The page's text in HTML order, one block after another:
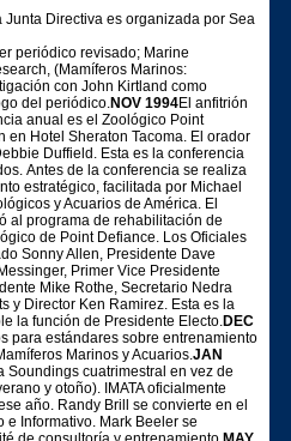
Directiva es organizada por Sea
periódico revisado; Marine
(Mamíferos Marinos:
con John Kirtland como
del periódico.NOV 1994El anfitrión
anual es el Zoológico Point
en Hotel Sheraton Tacoma. El orador
Duffield. Esta es la conferencia
Antes de la conferencia se realiza
estratégico, facilitada por Michael
y Acuarios de América. El
al programa de rehabilitación de
de Point Defiance. Los Oficiales
Sonny Allen, Presidente Dave
Primer Vice Presidente
Mike Rothe, Secretario Nedra
y Director Ken Ramirez. Esta es la
la función de Presidente Electo.DEC
para estándares sobre entrenamiento
Marinos y Acuarios.JAN
Soundings cuatrimestral en vez de
y otoño). IMATA oficialmente
año. Randy Brill se convierte en el
Informativo. Mark Beeler se